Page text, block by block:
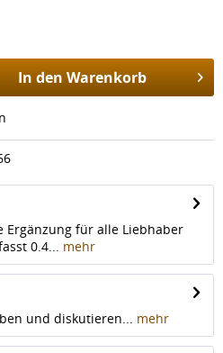
In den Warenkorb
Ergänzung für alle Liebhaber
0.4... mehr
und diskutieren... mehr